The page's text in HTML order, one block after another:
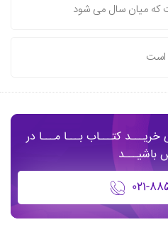
میان سال می شود
است
کتـــاب بـــا مـــا در
باشیـــد
۳